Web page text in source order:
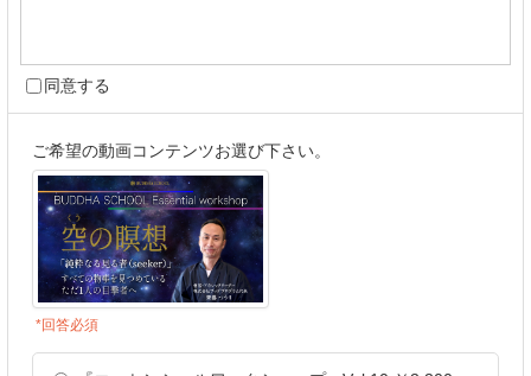
同意する
ご希望の動画コンテンツお選び下さい。
*回答必須